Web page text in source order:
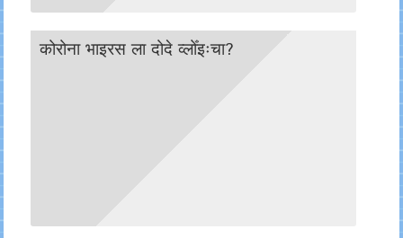
कोरोना भाइरस ला दोदे व्लोँइःचा?